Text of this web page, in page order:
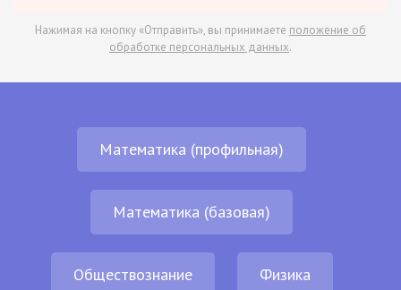
Нажимая на кнопку «Отправить», вы принимаете положение об
обработке персональных данных.
Математика (профильная)
Математика (базовая)
Обществознание Физика